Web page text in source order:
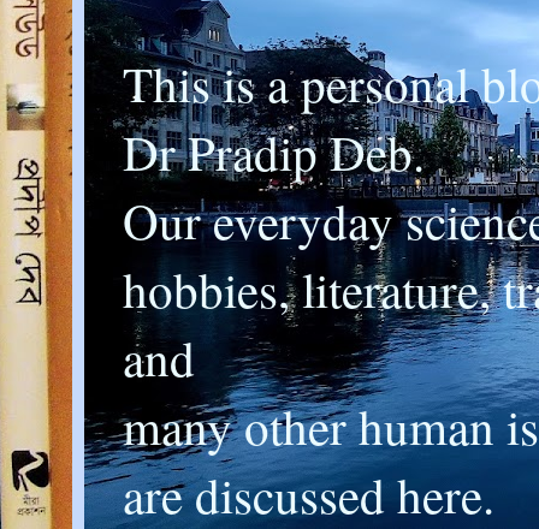
This is a personal
Dr Pradip Deb.
Our everyday
hobbies, literature,
and
many other human
are discussed here.